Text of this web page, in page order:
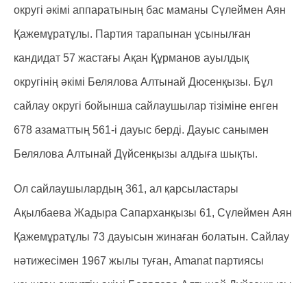
округі әкімі аппаратының бас маманы Сүлеймен Аян
Қажемұратұлы. Партия тарапынан ұсынылған
кандидат 57 жастағы Ақан Құрманов ауылдық
округінің әкімі Белялова Алтынай Дюсенқызы. Бұл
сайлау округі бойынша сайлаушылар тізіміне енген
678 азаматтың 561-і дауыс берді. Дауыс санымен
Белялова Алтынай Дүйсенқызы алдыға шықты.
Ол сайлаушылардың 361, ал қарсыластары
Ақылбаева Жадыра Сапарханқызы 61, Сүлеймен Аян
Қажемұратұлы 73 дауысын жинаған болатын. Сайлау
нәтижесімен 1967 жылы туған, Amanat партиясы